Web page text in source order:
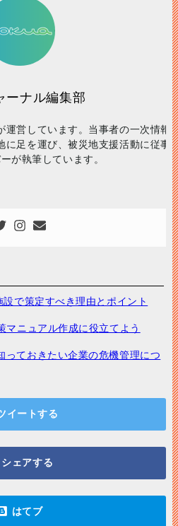
ーナル編集部
営しています。当事者の一次情報
足を運び、被災地支援活動に従事
が執筆しています。
で策定すべき理由とポイント
マニュアル作成に役立てよう
っておきたい企業の危機管理につ